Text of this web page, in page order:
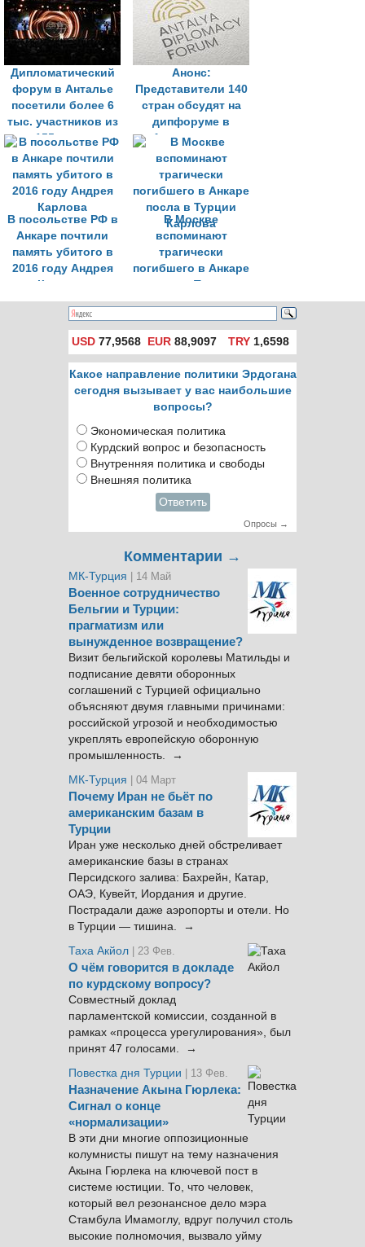
Дипломатический
форум в Анталье
посетили более 6
тыс. участников из
155 стран
Анонс:
Представители 140
стран обсудят на
дипфоруме в
Анталье пути
налаживания
диалога
В посольстве РФ в
Анкаре почтили
память убитого в
2016 году Андрея
Карлова
В Москве
вспоминают
трагически
погибшего в Анкаре
посла в Турции
Карлова
USD 77,9568 EUR 88,9097 TRY1,6598
Какое направление политики Эрдогана
сегодня вызывает у вас наибольшие
вопросы?
Экономическая политика
Курдский вопрос и безопасность
Внутренняя политика и свободы
Внешняя политика
Ответить
Опросы →
Комментарии →
МК-Турция | 14 Май
Военное сотрудничество
Бельгии и Турции:
прагматизм или
вынужденное возвращение?
Визит бельгийской королевы Матильды и
подписание девяти оборонных
соглашений с Турцией официально
объясняют двумя главными причинами:
российской угрозой и необходимостью
укреплять европейскую оборонную
промышленность. →
МК-Турция
| 04 Март
Почему Иран не бьёт по
американским базам в
Турции
Иран уже несколько дней обстреливает
американские базы в странах
Персидского залива: Бахрейн, Катар,
ОАЭ, Кувейт, Иордания и другие.
Пострадали даже аэропорты и отели. Но
в Турции — тишина. →
Таха Акйол | 23 Фев.
О чём говорится в докладе
по курдскому вопросу?
Совместный доклад
парламентской комиссии, созданной в
рамках «процесса урегулирования», был
принят 47 голосами. →
Повестка дня Турции
| 13 Фев.
Назначение Акына Гюрлека:
Сигнал о конце
«нормализации»
В эти дни многие оппозиционные
колумнисты пишут на тему назначения
Акына Гюрлека на ключевой пост в
системе юстиции. То, что человек,
который вел резонансное дело мэра
Стамбула Имамоглу, вдруг получил столь
высокие полномочия, вызвало уйму